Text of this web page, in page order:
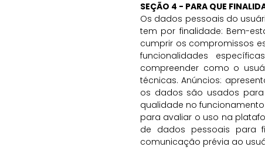
SEÇÃO 4 - PARA QUE
Os dados pessoais do
tem por finalidade: Bem-
cumprir os compromissos
funcionalidades
compreender como o
técnicas. Anúncios:
os dados são usados
qualidade no
para avaliar o uso na
de dados pessoais para
comunicação prévia ao